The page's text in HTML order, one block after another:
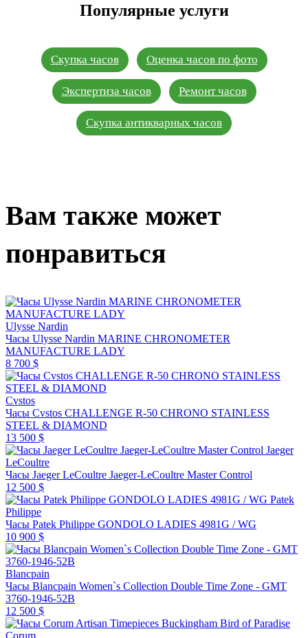
Популярные услуги
Скупка часов Оценка часов по фото
Экспертиза часов Ремонт часов
Скупка антикварных часов
Вам также может
понравиться
Ulysse Nardin
Часы Ulysse Nardin MARINE CHRONOMETER
MANUFACTURE LADY
8 700 $
Cvstos
Часы Cvstos CHALLENGE R-50 CHRONO STAINLESS
STEEL & DIAMOND
13 500 $
Jaeger
LeCoultre
Часы Jaeger LeCoultre Jaeger-LeCoultre Master Control
12 500 $
Patek
Philippe
Часы Patek Philippe GONDOLO LADIES 4981G / WG
10 900 $
Blancpain
Часы Blancpain Women`s Collection Double Time Zone - GMT
3760-1946-52B
12 500 $
Corum